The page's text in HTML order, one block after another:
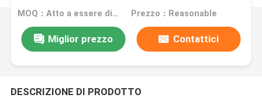
MOQ：Atto a essere discusso Prezzo：Reasonable
Miglior prezzo Contattici
DESCRIZIONE DI PRODOTTO